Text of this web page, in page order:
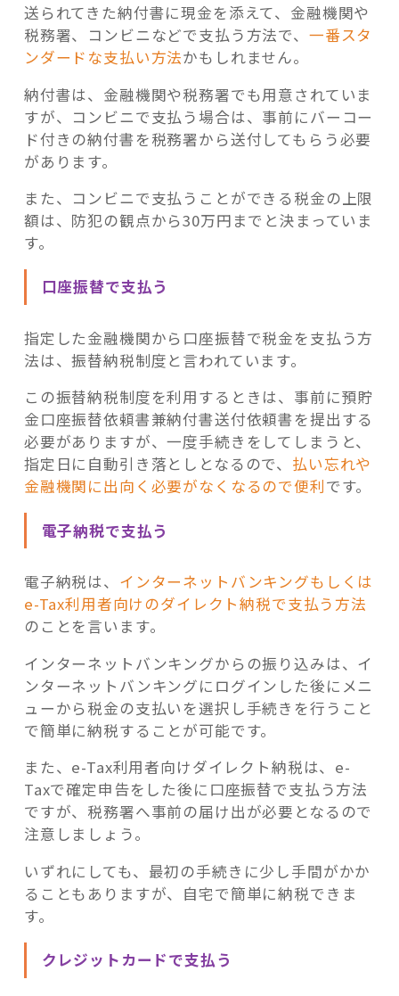
送られてきた納付書に現金を添えて、金融機関や
税務署、コンビニなどで支払う方法で、 一番スタ
ンダードな支払い方法かもしれません。
納付書は、金融機関や税務署でも用意されていま
すが、コンビニで支払う場合は、事前にバーコー
ド付きの納付書を税務署から送付してもらう必要
があります。
また、コンビニで支払うことができる税金の上限
額は、防犯の観点から30万円までと決まっていま
す。
口座振替で支払う
指定した金融機関から口座振替で税金を支払う方
法は、振替納税制度と言われています。
この振替納税制度を利用するときは、事前に預貯
金口座振替依頼書兼納付書送付依頼書を提出する
必要がありますが、一度手続きをしてしまうと、
指定日に自動引き落としとなるので、 払い忘れや
金融機関に出向く必要がなくなるので便利です。
電子納税で支払う
電子納税は、 インターネットバンキングもしくは
e-Tax利用者向けのダイレクト納税で支払う方法
のことを言います。
インターネットバンキングからの振り込みは、イ
ンターネットバンキングにログインした後にメニ
ューから税金の支払いを選択し手続きを行うこと
で簡単に納税することが可能です。
また、e-Tax利用者向けダイレクト納税は、e-
Taxで確定申告をした後に口座振替で支払う方法
ですが、税務署へ事前の届け出が必要となるので
注意しましょう。
いずれにしても、最初の手続きに少し手間がかか
ることもありますが、自宅で簡単に納税できま
す。
クレジットカードで支払う